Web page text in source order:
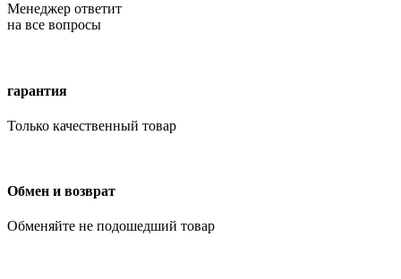
Менеджер ответит
на все вопросы
гарантия
Только качественный товар
Обмен и возврат
Обменяйте не подошедший товар